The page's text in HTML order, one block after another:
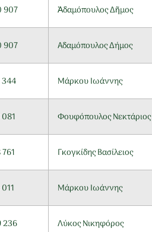
907 Ἀδαμόπουλος Δῆμος
907 Αδαμόπουλος Δήμος
344 Μάρκου Ιωάννης
Φουφόπουλος Νεκτάριος
Γκογκίδης Βασίλειος
Μάρκου Ιωάννης
236 Λύκος Νικηφόρος